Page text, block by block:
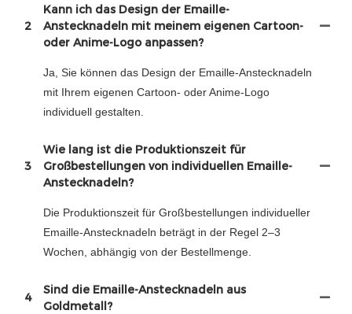
2
Kann ich das Design der Emaille-
Anstecknadeln mit meinem eigenen Cartoon-
oder Anime-Logo anpassen?
Ja, Sie können das Design der Emaille-Anstecknadeln
mit Ihrem eigenen Cartoon- oder Anime-Logo
individuell gestalten.
3
Wie lang ist die Produktionszeit für
Großbestellungen von individuellen Emaille-
Anstecknadeln?
Die Produktionszeit für Großbestellungen individueller
Emaille-Anstecknadeln beträgt in der Regel 2–3
Wochen, abhängig von der Bestellmenge.
4
Sind die Emaille-Anstecknadeln aus
Goldmetall?